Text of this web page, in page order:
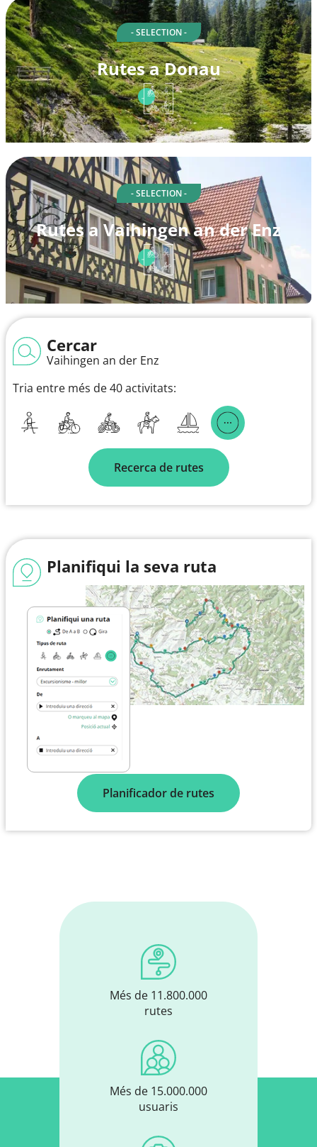
- SELECTION -
Rutes a Donau
- SELECTION -
Rutes a Vaihingen an der Enz
Cercar
Vaihingen an der Enz
Tria entre més de 40 activitats:
Recerca de rutes
Planifiqui la seva ruta
Planificador de rutes
Més de 11.800.000
rutes
Més de 15.000.000
usuaris